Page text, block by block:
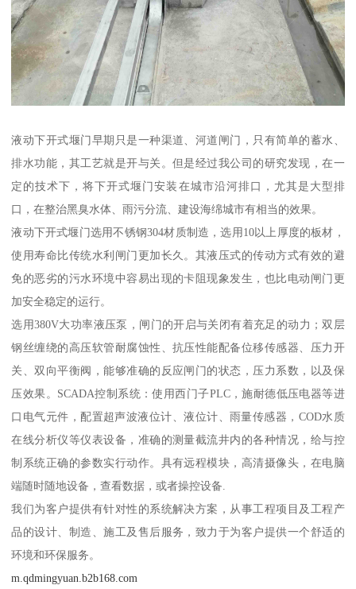
液动下开式堰门早期只是一种渠道、河道闸门，只有简单的蓄水、
排水功能，其工艺就是开与关。但是经过我公司的研究发现，在一
定的技术下，将下开式堰门安装在城市沿河排口，尤其是大型排
口，在整治黑臭水体、雨污分流、建设海绵城市有相当的效果。
液动下开式堰门选用不锈钢304材质制造，选用10以上厚度的板材，
使用寿命比传统水利闸门更加长久。其液压式的传动方式有效的避
免的恶劣的污水环境中容易出现的卡阻现象发生，也比电动闸门更
加安全稳定的运行。
选用380V大功率液压泵，闸门的开启与关闭有着充足的动力；双层
钢丝缠绕的高压软管耐腐蚀性、抗压性能配备位移传感器、压力开
关、双向平衡阀，能够准确的反应闸门的状态，压力系数，以及保
压效果。SCADA控制系统：使用西门子PLC，施耐德低压电器等进
口电气元件，配置超声波液位计、液位计、雨量传感器，COD水质
在线分析仪等仪表设备，准确的测量截流井内的各种情况，给与控
制系统正确的参数实行动作。具有远程模块，高清摄像头，在电脑
端随时随地设备，查看数据，或者操控设备.
我们为客户提供有针对性的系统解决方案，从事工程项目及工程产
品的设计、制造、施工及售后服务，致力于为客户提供一个舒适的
环境和环保服务。
m.qdmingyuan.b2b168.com